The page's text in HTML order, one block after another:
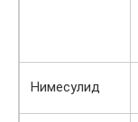
Нимесулид